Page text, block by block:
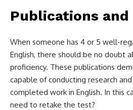
Publications and
When someone has 4 or 5 well-
English, there should be no doubt
proficiency. These publications
capable of conducting research
completed work in English. In this
need to retake the test?